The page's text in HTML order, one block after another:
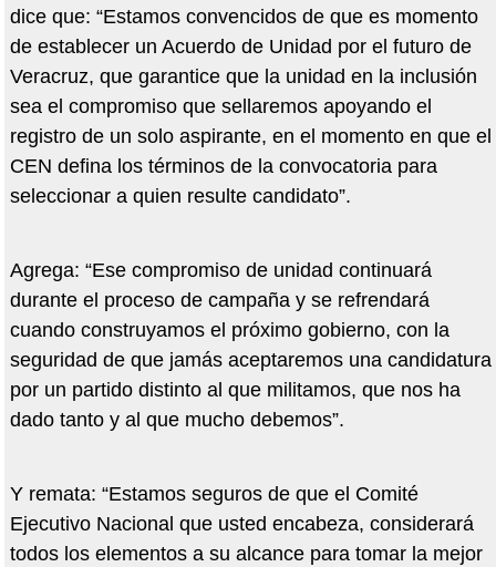
dice que: “Estamos convencidos de que es momento
de establecer un Acuerdo de Unidad por el futuro de
Veracruz, que garantice que la unidad en la inclusión
sea el compromiso que sellaremos apoyando el
registro de un solo aspirante, en el momento en que el
CEN defina los términos de la convocatoria para
seleccionar a quien resulte candidato”.
Agrega: “Ese compromiso de unidad continuará
durante el proceso de campaña y se refrendará
cuando construyamos el próximo gobierno, con la
seguridad de que jamás aceptaremos una candidatura
por un partido distinto al que militamos, que nos ha
dado tanto y al que mucho debemos”.
Y remata: “Estamos seguros de que el Comité
Ejecutivo Nacional que usted encabeza, considerará
todos los elementos a su alcance para tomar la mejor